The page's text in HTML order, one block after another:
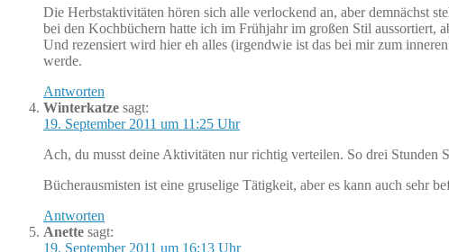
Die Herbstaktivitäten hören sich alle verlockend an, aber demnächst
bei den Kochbüchern hatte ich im Frühjahr im großen Stil aussortiert,
Und rezensiert wird hier eh alles (irgendwie ist das bei mir zum
werde.
Antworten
Winterkatze sagt:
19. September 2011 um 11:25 Uhr
Ach, du musst deine Aktivitäten nur richtig verteilen. So drei Stunden
Bücherausmisten ist eine gruselige Tätigkeit, aber es kann auch sehr
Antworten
Anette sagt:
19. September 2011 um 16:13 Uhr